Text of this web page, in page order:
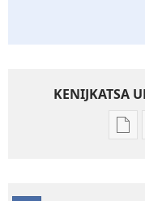
KENIJKATSA